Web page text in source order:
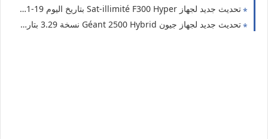
تحديث جديد لجهاز Sat-illimité F300 Hyper بتاريخ اليوم 19-11-2025
تحديث جديد لجهاز جيون Géant 2500 Hybrid نسخة 3.29 بتاريخ 17/11/2025